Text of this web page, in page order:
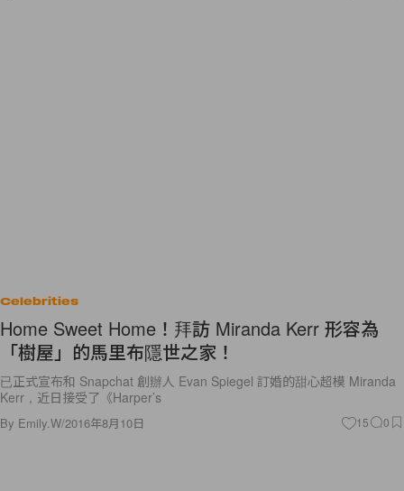
Celebrities
Home Sweet Home！拜訪 Miranda Kerr 形容為
「樹屋」的馬里布隱世之家！
已正式宣布和 Snapchat 創辦人 Evan Spiegel 訂婚的甜心超模 Miranda
Kerr，近日接受了《Harper’s
By Emily.W/2016年8月10日 15 0